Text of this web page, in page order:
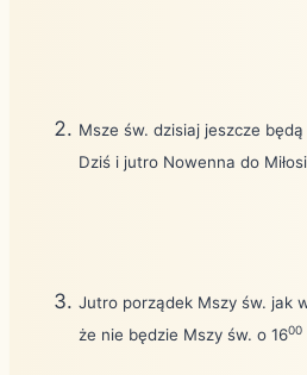
Msze św. dzisiaj jeszcze
Dziś i jutro Nowenna do
Jutro porządek Mszy św. jak
że nie będzie Mszy św. o 1600